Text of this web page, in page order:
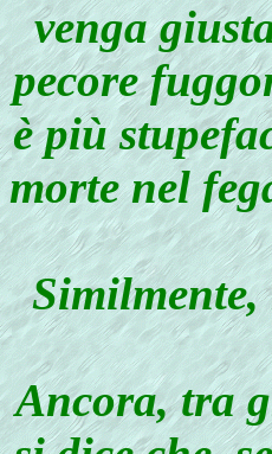
venga
pecore
è più
morte nel
Ancora, tra